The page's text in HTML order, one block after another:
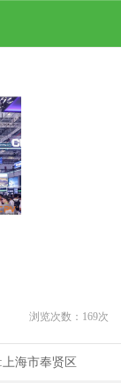
浏览次数： 169次
上海市奉贤区